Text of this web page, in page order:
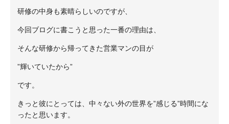
研修の中身も素晴らしいのですが、
今回ブログに書こうと思った一番の理由は、
そんな研修から帰ってきた営業マンの目が
”輝いていたから”
です。
きっと彼にとっては、中々ない外の世界を”感じる”時間にな
ったと思います。